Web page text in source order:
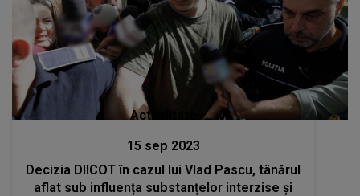
Actualitate
15 sep 2023
Decizia DIICOT în cazul lui Vlad Pascu, tânărul
aflat sub influența substanțelor interzise și